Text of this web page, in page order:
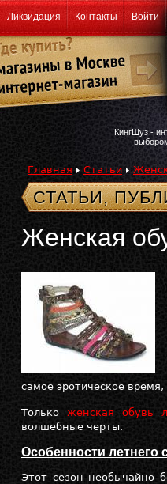
Ликвидация Контакты Войти
КингШуз -
Главная Статьи
СТАТЬИ,
Женская
самое эротическое
Толькоженская обувь
волшебные черты.
Особенности летнего
Этот сезон необычайно